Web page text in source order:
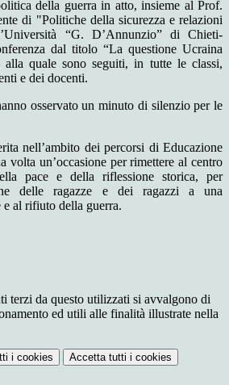
della guerra in atto, insieme al Prof.
di "Politiche della sicurezza e relazioni
“G. D’Annunzio” di Chieti-
dal titolo “La questione Ucraina
alla quale sono seguiti, in tutte le classi,
e dei docenti.
osservato un minuto di silenzio per le
nell’ambito dei percorsi di Educazione
volta un’occasione per rimettere al centro
pace e della riflessione storica, per
delle ragazze e dei ragazzi a una
e al rifiuto della guerra.
terzi da questo utilizzati si avvalgono di
ed utili alle finalità illustrate nella
i cookies Accetta tutti i cookies